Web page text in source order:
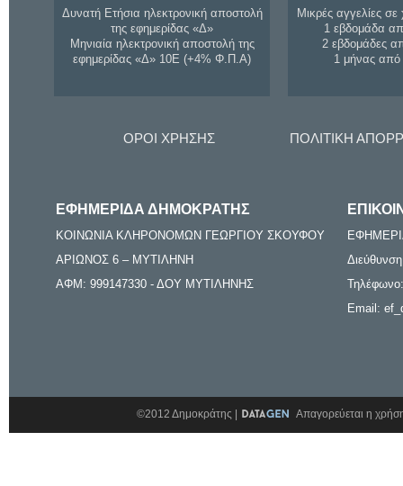
Δυνατή Ετήσια ηλεκτρονική αποστολή
της εφημερίδας «Δ»
Μηνιαία ηλεκτρονική αποστολή της
εφημερίδας «Δ» 10Ε (+4% Φ.Π.Α)
Μικρές αγγελίες σε
1 εβδομάδα
2 εβδομάδες
1 μήνας
ΟΡΟΙ ΧΡΗΣΗΣ ΠΟΛΙΤΙΚΗ
ΕΦΗΜΕΡΙΔΑ ΔΗΜΟΚΡΑΤΗΣ
ΚΟΙΝΩΝΙΑ ΚΛΗΡΟΝΟΜΩΝ ΓΕΩΡΓΙΟΥ ΣΚΟΥΦΟΥ
ΑΡΙΩΝΟΣ 6 – ΜΥΤΙΛΗΝΗ
ΑΦΜ: 999147330 - ΔΟΥ ΜΥΤΙΛΗΝΗΣ
Email:
©2012 Δημοκράτης | Απαγορεύεται η